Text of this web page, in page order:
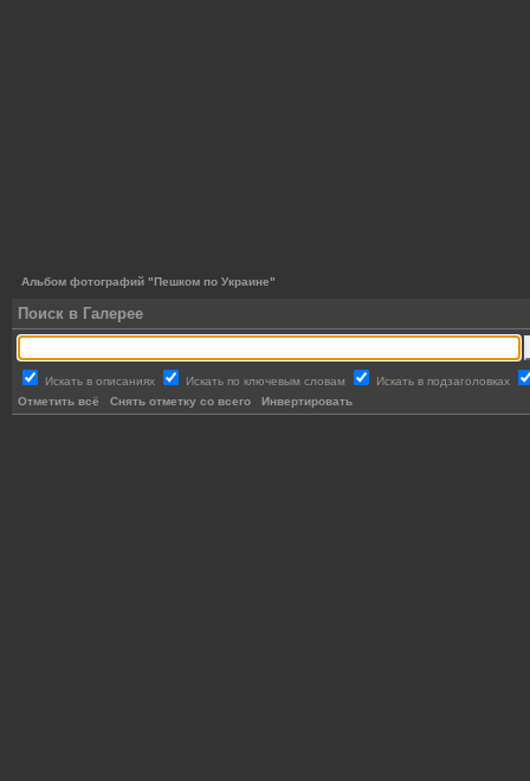
Альбом фотографий "Пешком по Украине"
Поиск в Галерее
Искать в описаниях Искать по ключевым словам
Искать в подзаголовках
Отметить всё
Снять отметку со всего Инвертировать